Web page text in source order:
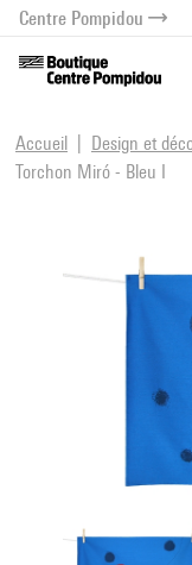
menu
contenu
Centre Pompidou
Accueil Design et
Torchon Miró - Bleu I